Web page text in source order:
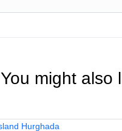
You might also